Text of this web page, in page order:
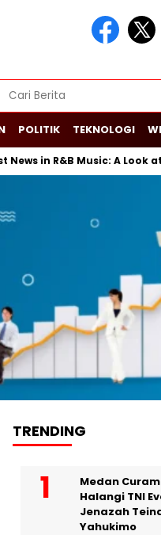
POLITIK TEKNOLOGI
R&B Music: A Look at
TRENDING
Medan
Halangi TNI
Jenazah
Yahukimo